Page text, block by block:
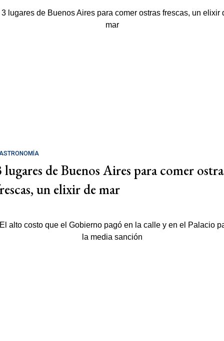
lugares de Buenos Aires para comer
un elixir de mar